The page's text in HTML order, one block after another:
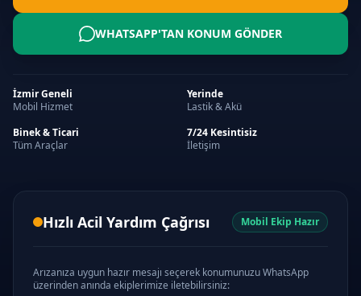
WHATSAPP'TAN KONUM GÖNDER
İzmir Geneli
Mobil Hizmet
Yerinde
Lastik & Akü
Binek & Ticari
Tüm Araçlar
7/24 Kesintisiz
İletişim
Hızlı Acil Yardım Çağrısı Mobil Ekip Hazır
Arızanıza uygun hazır mesajı seçerek konumunuzu WhatsApp
üzerinden anında ekiplerimize iletebilirsiniz: